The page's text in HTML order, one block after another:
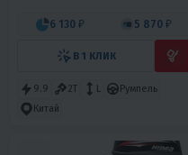
6 130 ₽ 5 870 ₽
В 1 КЛИК
9.9 2T L
Румпель
Китай